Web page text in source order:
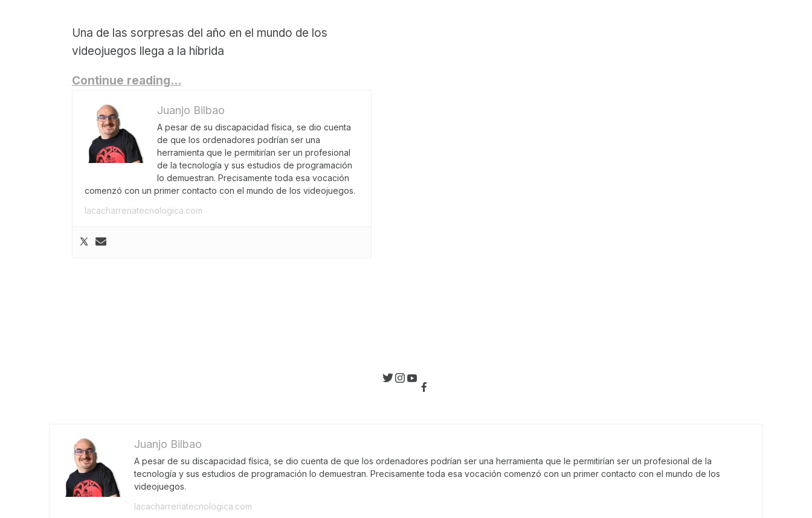
Una de las sorpresas del año en el mundo de los
videojuegos llega a la híbrida
Continue reading…
Juanjo Bilbao
A pesar de su discapacidad física, se dio cuenta
de que los ordenadores podrían ser una
herramienta que le permitirían ser un profesional
de la tecnología y sus estudios de programación
lo demuestran. Precisamente toda esa vocación
comenzó con un primer contacto con el mundo de los videojuegos.
lacacharreriatecnologica.com
Juanjo Bilbao
A pesar de su discapacidad física, se dio cuenta de que los ordenadores podrían ser una herramienta que le permitirían ser un profesional de la
tecnología y sus estudios de programación lo demuestran. Precisamente toda esa vocación comenzó con un primer contacto con el mundo de los
videojuegos.
lacacharreriatecnologica.com